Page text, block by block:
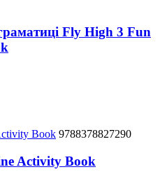
Fly High 3 Fun
9788378827290
Activity Book